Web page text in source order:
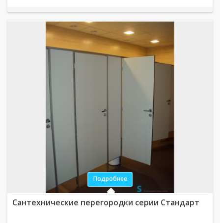
Подробнее
Сантехнические перегородки серии Стандарт